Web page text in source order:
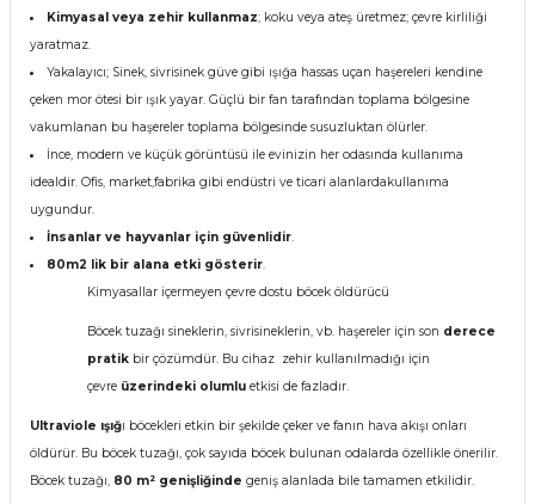
Kimyasal veya zehir kullanmaz; koku veya ateş üretmez; çevre kirliliği
yaratmaz.
Yakalayıcı; Sinek, sivrisinek güve gibi ışığa hassas uçan haşereleri kendine
çeken mor ötesi bir ışık yayar. Güçlü bir fan tarafından toplama bölgesine
vakumlanan bu haşereler toplama bölgesinde susuzluktan ölürler.
İnce, modern ve küçük görüntüsü ile evinizin her odasında kullanıma
idealdir. Ofis, market,fabrika gibi endüstri ve ticari alanlardakullanıma
uygundur.
İnsanlar ve hayvanlar için güvenlidir.
80m2 lik bir alana etki gösterir.
Kimyasallar içermeyen çevre dostu böcek öldürücü
Böcek tuzağı sineklerin, sivrisineklerin, vb. haşereler için son derece
pratik bir çözümdür. Bu cihaz zehir kullanılmadığı için
çevre üzerindeki olumlu etkisi de fazladır.
Ultraviole ışığı böcekleri etkin bir şekilde çeker ve fanın hava akışı onları
öldürür. Bu böcek tuzağı, çok sayıda böcek bulunan odalarda özellikle önerilir.
Böcek tuzağı, 80 m² genişliğinde geniş alanlada bile tamamen etkilidir.